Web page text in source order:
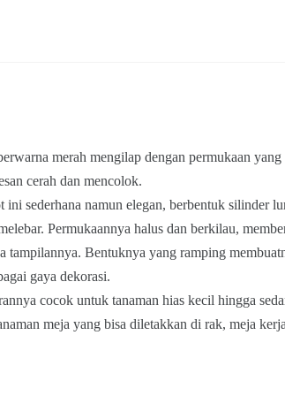
merah mengilap dengan permukaan
cerah dan mencolok.
ini sederhana namun elegan, berbentuk silinder
Permukaannya halus dan berkilau,
tampilannya. Bentuknya yang ramping
gaya dekorasi.
cocok untuk tanaman hias kecil hingga
meja yang bisa diletakkan di rak, meja